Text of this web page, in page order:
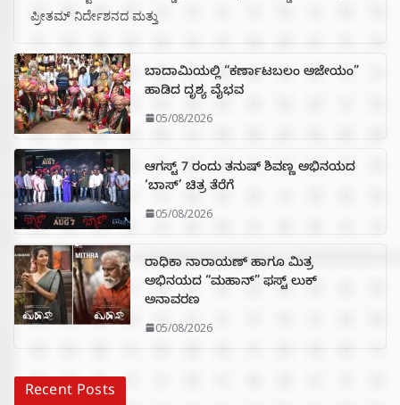
ಪ್ರೀತಮ್ ನಿರ್ದೇಶನದ ಮತ್ತು
ಬಾದಾಮಿಯಲ್ಲಿ “ಕರ್ಣಾಟಬಲಂ ಅಜೇಯಂ”
ಹಾಡಿದ ದೃಶ್ಯ ವೈಭವ
05/08/2026
ಆಗಸ್ಟ್ 7 ರಂದು ತನುಷ್ ಶಿವಣ್ಣ ಅಭಿನಯದ
‘ಬಾಸ್’ ಚಿತ್ರ ತೆರೆಗೆ
05/08/2026
ರಾಧಿಕಾ ನಾರಾಯಣ್ ಹಾಗೂ ಮಿತ್ರ
ಅಭಿನಯದ “ಮಹಾನ್” ಫಸ್ಟ್ ಲುಕ್
ಅನಾವರಣ
05/08/2026
Recent Posts